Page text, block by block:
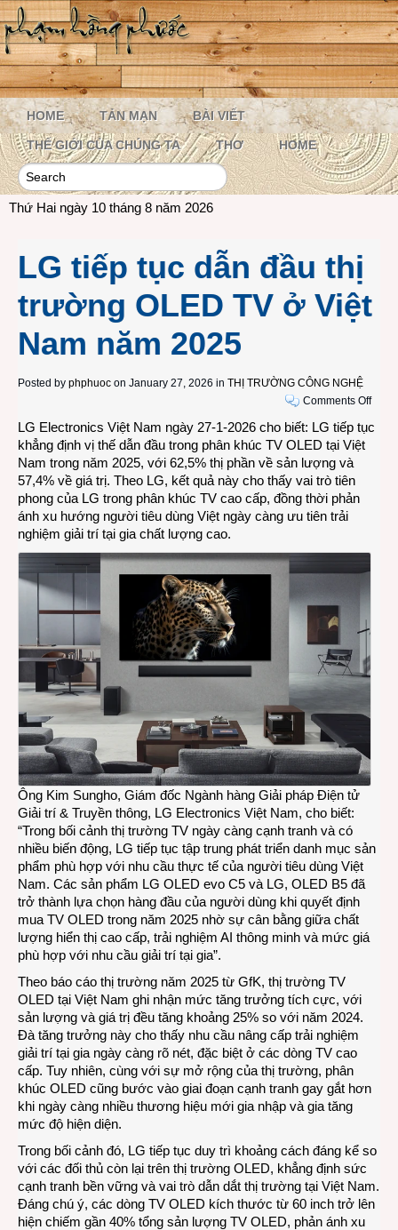
HOME TẢN MẠN BÀI VIẾT
THẾ GIỚI CỦA CHÚNG TA THƠ HOME
Thứ Hai ngày 10 tháng 8 năm 2026
LG tiếp tục dẫn đầu thị
trường OLED TV ở Việt
Nam năm 2025
Posted by phphuoc on January 27, 2026 in THỊ TRƯỜNG CÔNG NGHỆ
Comments Offon
tiếp
LG Electronics Việt Nam ngày 27-1-2026 cho biết: LG tiếp tục
khẳng định vị thế dẫn đầu trong phân khúc TV OLED tại Việt
Nam trong năm 2025, với 62,5% thị phần về sản lượng và
57,4% về giá trị. Theo LG, kết quả này cho thấy vai trò tiên
phong của LG trong phân khúc TV cao cấp, đồng thời phản
ánh xu hướng người tiêu dùng Việt ngày càng ưu tiên trải
nghiệm giải trí tại gia chất lượng cao.
Ông Kim Sungho, Giám đốc Ngành hàng Giải pháp Điện tử
Giải trí & Truyền thông, LG Electronics Việt Nam, cho biết:
“Trong bối cảnh thị trường TV ngày càng cạnh tranh và có
nhiều biến động, LG tiếp tục tập trung phát triển danh mục sản
phẩm phù hợp với nhu cầu thực tế của người tiêu dùng Việt
Nam. Các sản phẩm LG OLED evo C5 và LG, OLED B5 đã
trở thành lựa chọn hàng đầu của người dùng khi quyết định
mua TV OLED trong năm 2025 nhờ sự cân bằng giữa chất
lượng hiển thị cao cấp, trải nghiệm AI thông minh và mức giá
phù hợp với nhu cầu giải trí tại gia”.
Theo báo cáo thị trường năm 2025 từ GfK, thị trường TV
OLED tại Việt Nam ghi nhận mức tăng trưởng tích cực, với
sản lượng và giá trị đều tăng khoảng 25% so với năm 2024.
Đà tăng trưởng này cho thấy nhu cầu nâng cấp trải nghiệm
giải trí tại gia ngày càng rõ nét, đặc biệt ở các dòng TV cao
cấp. Tuy nhiên, cùng với sự mở rộng của thị trường, phân
khúc OLED cũng bước vào giai đoạn cạnh tranh gay gắt hơn
khi ngày càng nhiều thương hiệu mới gia nhập và gia tăng
mức độ hiện diện.
Trong bối cảnh đó, LG tiếp tục duy trì khoảng cách đáng kể so
với các đối thủ còn lại trên thị trường OLED, khẳng định sức
cạnh tranh bền vững và vai trò dẫn dắt thị trường tại Việt Nam.
Đáng chú ý, các dòng TV OLED kích thước từ 60 inch trở lên
hiện chiếm gần 40% tổng sản lượng TV OLED, phản ánh xu